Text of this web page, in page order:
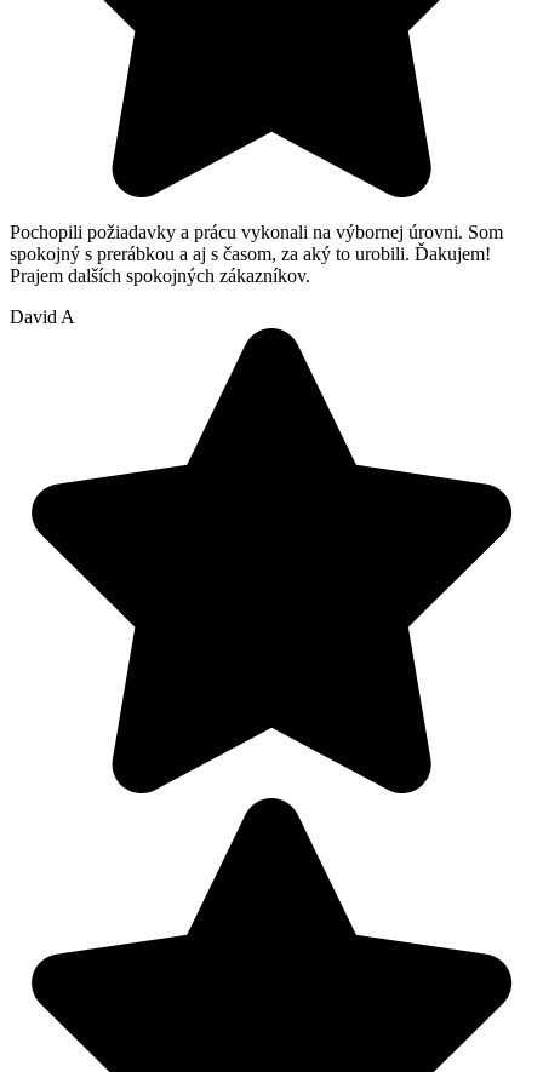
Pochopili požiadavky a prácu vykonali na výbornej úrovni. Som
spokojný s prerábkou a aj s časom, za aký to urobili. Ďakujem!
Prajem dalších spokojných zákazníkov.
David A